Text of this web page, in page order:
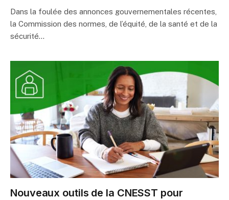
Dans la foulée des annonces gouvernementales récentes,
la Commission des normes, de l’équité, de la santé et de la
sécurité…
Nouveaux outils de la CNESST pour